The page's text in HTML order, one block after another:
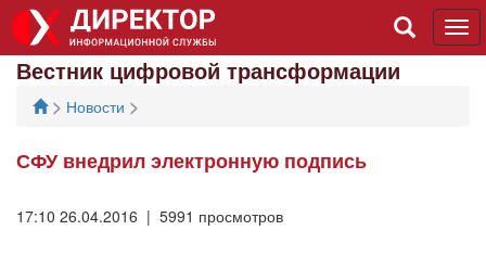
Вестник цифровой трансформации
> Новости >
СФУ внедрил электронную подпись
17:10 26.04.2016 | 5991 просмотров